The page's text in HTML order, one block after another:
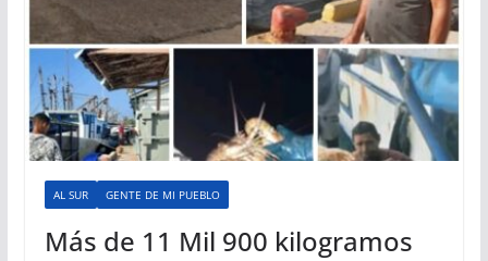
AL SUR GENTE DE MI PUEBLO
Más de 11 Mil 900 kilogramos